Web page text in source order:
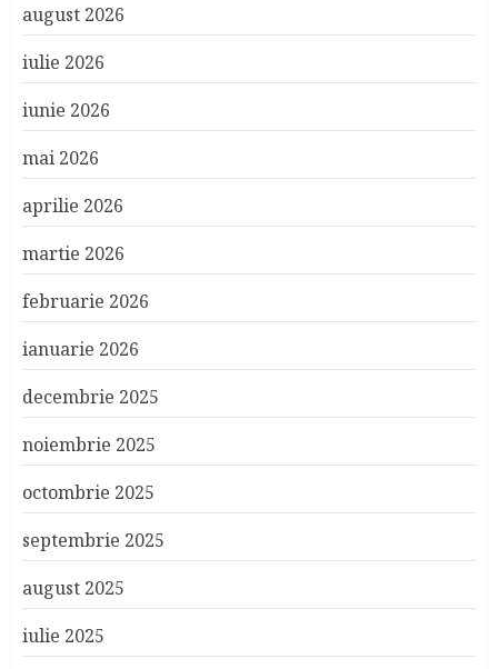
august 2026
iulie 2026
iunie 2026
mai 2026
aprilie 2026
martie 2026
februarie 2026
ianuarie 2026
decembrie 2025
noiembrie 2025
octombrie 2025
septembrie 2025
august 2025
iulie 2025